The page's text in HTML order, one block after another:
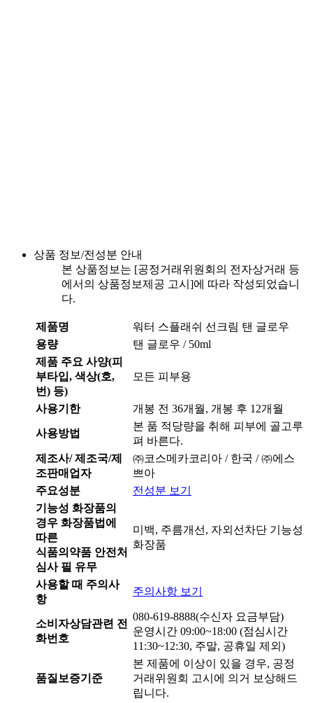
상품 정보/전성분 안내
본 상품정보는 [공정거래위원회의 전자상거래 등
에서의 상품정보제공 고시]에 따라 작성되었습니
다.
제품명
워터 스플래쉬 선크림 탠 글로우
용량
탠 글로우 / 50ml
제품 주요 사양(피
부타입, 색상(호,
번) 등)
모든 피부용
사용기한 개봉 전 36개월, 개봉 후 12개월
사용방법
본 품 적당량을 취해 피부에 골고루
펴 바른다.
제조사/ 제조국/제
조판매업자
㈜코스메카코리아 / 한국 / ㈜에스
쁘아
주요성분
전성분 보기
기능성 화장품의
경우 화장품법에
따른
식품의약품 안전처
심사 필 유무
미백, 주름개선, 자외선차단 기능성
화장품
사용할 때 주의사
항
주의사항 보기
소비자상담관련 전
화번호
080-619-8888(수신자 요금부담)
운영시간 09:00~18:00 (점심시간
11:30~12:30, 주말, 공휴일 제외)
품질보증기준
본 제품에 이상이 있을 경우, 공정
거래위원회 고시에 의거 보상해드
립니다.